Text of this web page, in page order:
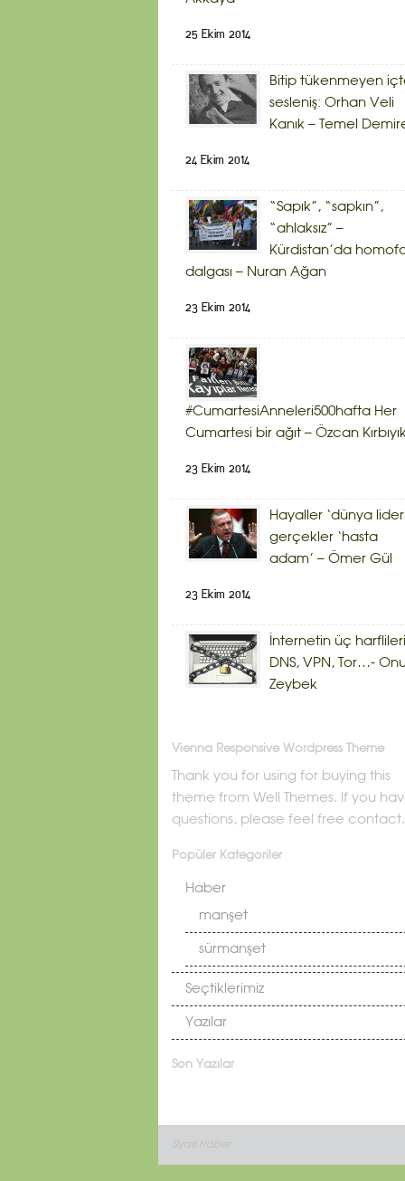
25 Ekim 2014
Bitip tükenmeyen
sesleniş: Orhan Veli
Kanık – Temel
24 Ekim 2014
“Sapık”, “sapkın”,
“ahlaksız” –
Kürdistan’da
dalgası – Nuran Ağan
23 Ekim 2014
#CumartesiAnneleri500hafta Her
Cumartesi bir ağıt – Özcan
23 Ekim 2014
Hayaller ‘dünya
gerçekler ‘hasta
adam’ – Ömer Gül
23 Ekim 2014
İnternetin üç
DNS, VPN, Tor…-
Zeybek
Vienna Responsive Wordpress Theme
Thank you for using for buying this
theme from Well Themes. If you
questions, please feel free contact.
Popüler Kategoriler
Haber
manşet
sürmanşet
Seçtiklerimiz
Yazılar
Son Yazılar
Siyasi Haber